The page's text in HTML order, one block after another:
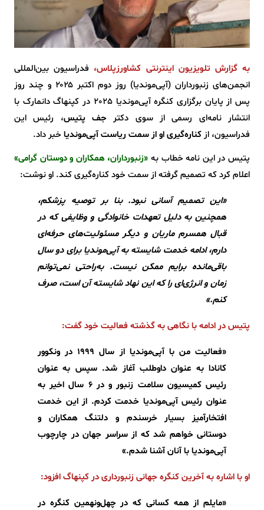
به گزارش تلویزیون اینترنتی کشاورزپلاس، فدراسیون بین‌المللی
انجمن‌های زنبورداران (آپی‌موندیا) روز دوم اکتبر ۲۰۲۵ و چند روز
پس از پایان برگزاری کنگره آپی‌موندیا 2025 در کپنهاگ دانمارک با
انتشار نامه‌ای رسمی از سوی دکتر جف پتیس، رئیس این
فدراسیون، ازکناره‌گیری او از سمت ریاست آپی‌موندیا خبر داد.
پتیس در این نامه خطاب به «زنبورداران، همکاران و دوستان گرامی»
اعلام کرد که تصمیم گرفته از سمت خود کناره‌گیری کند. او نوشت:
«این تصمیم آسانی نبود. بنا بر توصیه پزشکم،
همچنین به دلیل تعهدات خانوادگی و وظایفی که در
قبال همسرم ماریان و دیگر مسئولیت‌های حرفه‌ای
دارم، ادامه خدمت شایسته به آپی‌موندیا برای دو سال
باقی‌مانده برایم ممکن نیست. به‌راحتی نمی‌توانم
زمان و انرژی‌ای را که این نهاد شایسته آن است، صرف
کنم.»
پتیس در ادامه با نگاهی به گذشته فعالیت خود گفت:
«فعالیت من با آپی‌موندیا از سال ۱۹۹۹ در ونکوور
کانادا به عنوان داوطلب آغاز شد. سپس به عنوان
رئیس کمیسیون سلامت زنبور و در 6 سال اخیر به
عنوان رئیس آپی‌موندیا خدمت کردم. از این خدمت
افتخارآمیز بسیار خرسندم و دلتنگ همکاران و
دوستانی خواهم شد که از سراسر جهان در چارچوب
آپی‌موندیا با آنان آشنا شدم.»
او با اشاره به آخرین کنگره جهانی زنبورداری در کپنهاگ افزود:
«مایلم از همه کسانی که در چهل‌ونهمین کنگره در